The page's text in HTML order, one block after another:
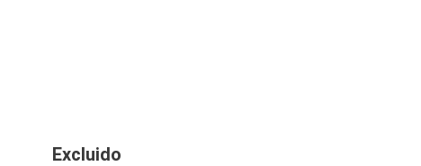
Excluido